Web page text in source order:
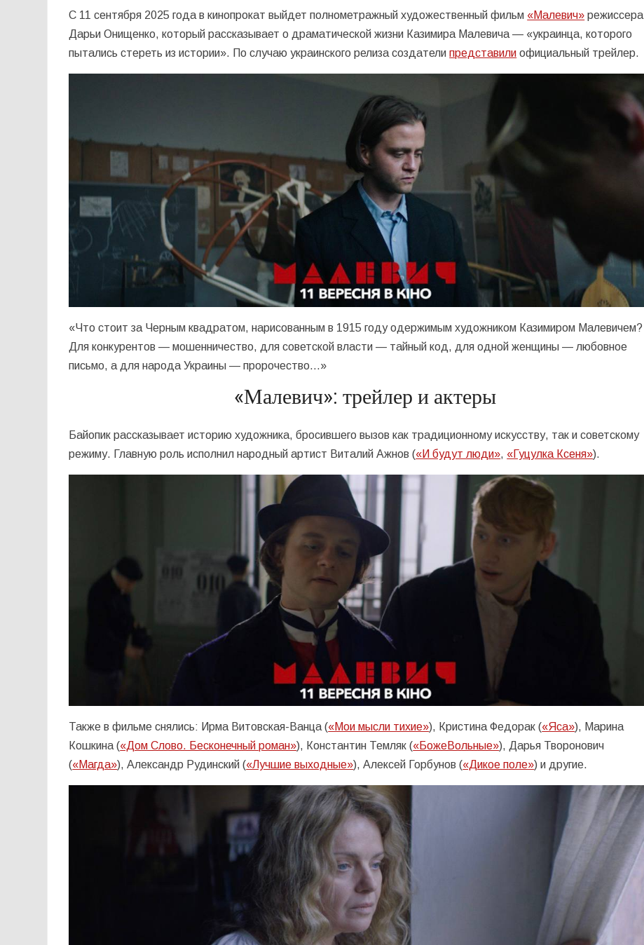
С 11 сентября 2025 года в кинопрокат выйдет полнометражный художественный фильм «Малевич» режиссера
Дарьи Онищенко, который рассказывает о драматической жизни Казимира Малевича — «украинца, которого
пытались стереть из истории». По случаю украинского релиза создателипредставили официальный трейлер.
«Что стоит за Черным квадратом, нарисованным в 1915 году одержимым художником Казимиром Малевичем?
Для конкурентов — мошенничество, для советской власти — тайный код, для одной женщины — любовное
письмо, а для народа Украины — пророчество…»
«Малевич»: трейлер и актеры
Байопик рассказывает историю художника, бросившего вызов как традиционному искусству, так и советскому
режиму. Главную роль исполнил народный артист Виталий Ажнов («И будут люди», «Гуцулка Ксеня»).
Также в фильме снялись: Ирма Витовская-Ванца («Мои мысли тихие»), Кристина Федорак («Яса»), Марина
Кошкина («Дом Слово. Бесконечный роман»), Константин Темляк («БожеВольные»), Дарья Творонович
(«Магда»), Александр Рудинский («Лучшие выходные»), Алексей Горбунов («Дикое поле») и другие.